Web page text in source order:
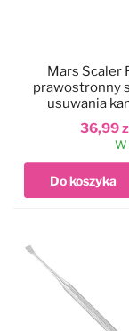
36,99
Mars Scaler
prawostronny
usuwania
nazębnego u
W